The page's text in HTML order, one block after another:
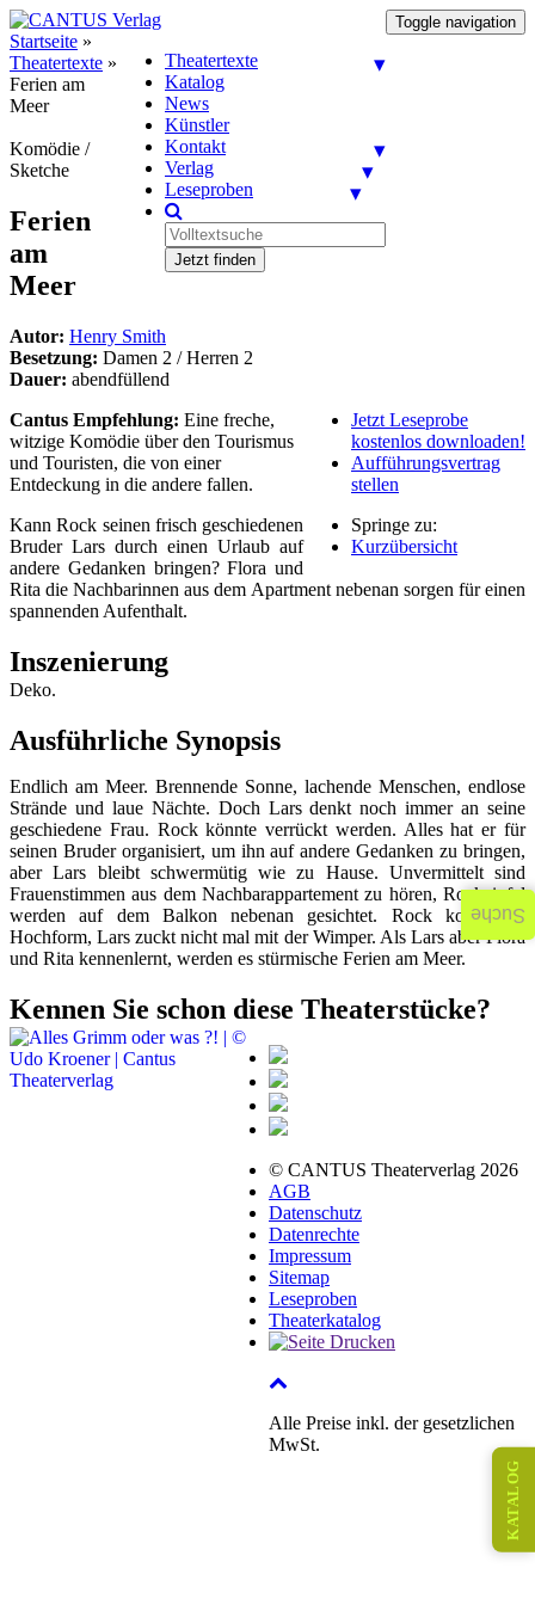
Toggle navigation
Theatertexte
Katalog
News
Künstler
Kontakt
Verlag
Leseproben
Jetzt finden
Startseite »
Theatertexte »
Ferien am
Meer
Komödie /
Sketche
Ferien
am
Meer
Autor: Henry Smith
Besetzung: Damen 2 / Herren 2
Dauer: abendfüllend
Jetzt Leseprobe
kostenlos downloaden!
Aufführungsvertrag
stellen
Springe zu:
Kurzübersicht
Cantus Empfehlung: Eine freche,
witzige Komödie über den Tourismus
und Touristen, die von einer
Entdeckung in die andere fallen.
Kann Rock seinen frisch geschiedenen
Bruder Lars durch einen Urlaub auf
andere Gedanken bringen? Flora und
Rita die Nachbarinnen aus dem Apartment nebenan sorgen für einen
spannenden Aufenthalt.
Inszenierung
Deko.
Ausführliche Synopsis
Endlich am Meer. Brennende Sonne, lachende Menschen, endlose
Strände und laue Nächte. Doch Lars denkt noch immer an seine
geschiedene Frau. Rock könnte verrückt werden. Alles hat er für
seinen Bruder organisiert, um ihn auf andere Gedanken zu bringen,
aber Lars bleibt schwermütig wie zu Hause. Unvermittelt sind
Frauenstimmen aus dem Nachbarappartement zu hören, Rockzipfel
werden auf dem Balkon nebenan gesichtet. Rock kommt in
Hochform, Lars zuckt nicht mal mit der Wimper. Als Lars aber Flora
und Rita kennenlernt, werden es stürmische Ferien am Meer.
Kennen Sie schon diese Theaterstücke?
© CANTUS Theaterverlag 2026
AGB
Datenschutz
Datenrechte
Impressum
Sitemap
Leseproben
Theaterkatalog
Alle Preise inkl. der gesetzlichen
MwSt.
KATALOG
Suche